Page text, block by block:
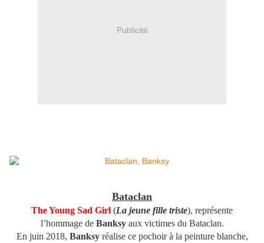
Publicité
Bataclan
The Young Sad Girl (La jeune fille triste), représente
l’hommage de Banksy aux victimes du Bataclan.
En juin 2018, Banksyréalise ce pochoir à la peinture blanche,